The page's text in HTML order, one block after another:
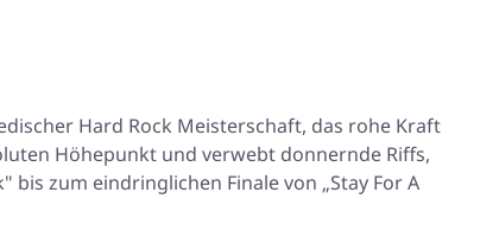
Hard Rock Meisterschaft, das rohe Kraft
Höhepunkt und verwebt donnernde Riffs,
zum eindringlichen Finale von „Stay For A